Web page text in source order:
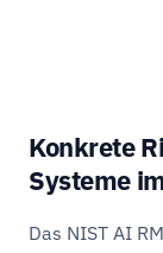
Konkrete
Systeme
Das NIST AI